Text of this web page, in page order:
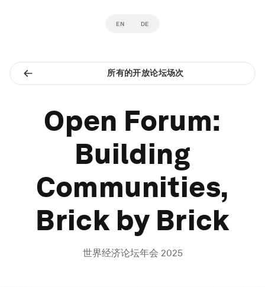
EN DE
所有的开放论坛场次
Open Forum:
Building
Communities,
Brick by Brick
世界经济论坛年会 2025